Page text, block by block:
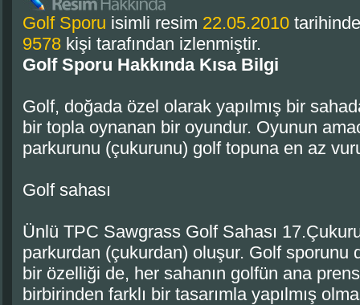
Golf Sporu isimli resim 22.05.2010
9578 kişi tarafından izlenmiştir.
Golf Sporu Hakkında Kısa Bilgi
Golf, doğada özel olarak yapılmış bir
bir topla oynanan bir oyundur. Oyunun
parkurunu (çukurunu) golf topuna en az
Golf sahası
Ünlü TPC Sawgrass Golf Sahası
parkurdan (çukurdan) oluşur. Golf sporunu
bir özelliği de, her sahanın golfün ana
birbirinden farklı bir tasarımla yapılmış